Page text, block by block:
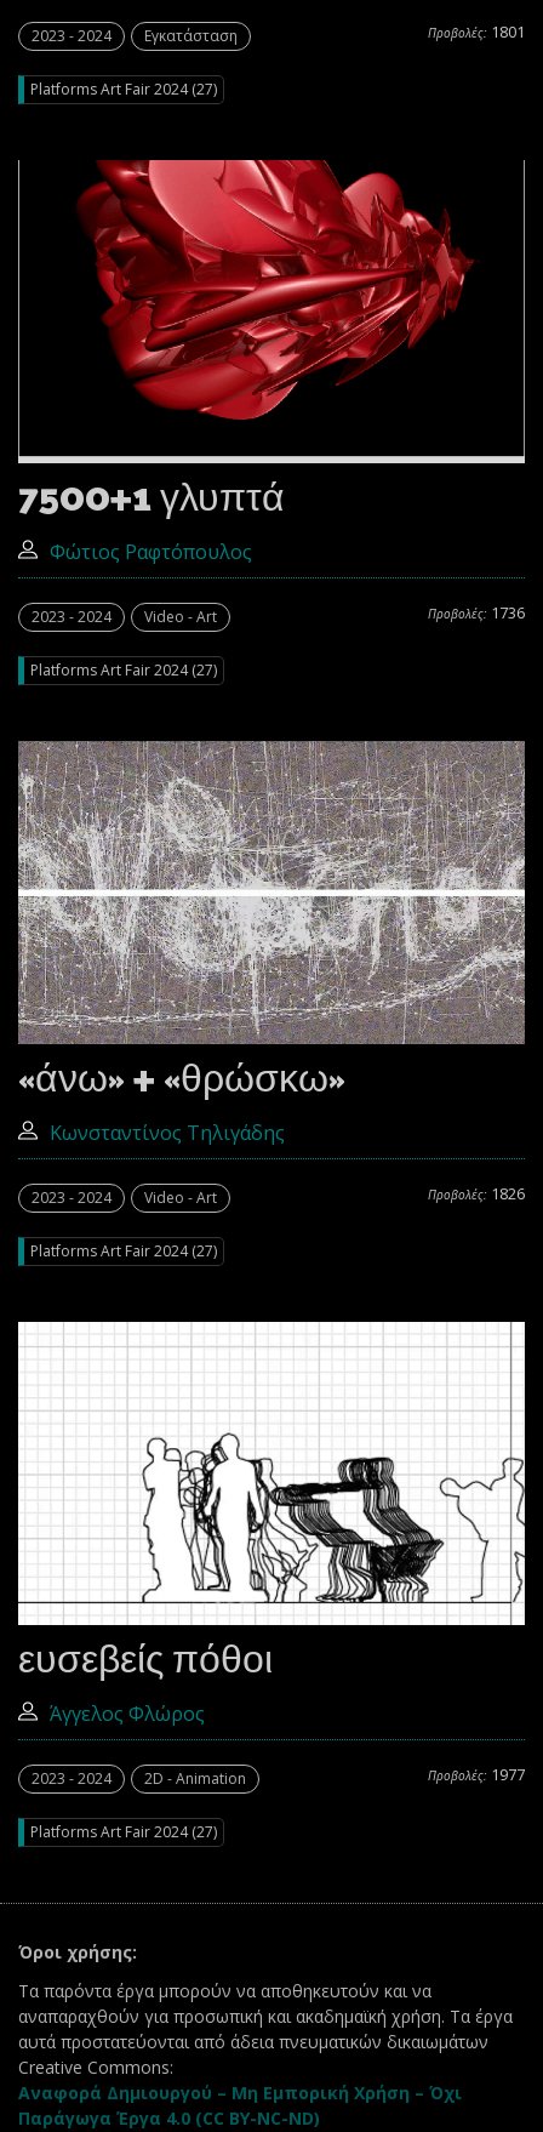
Προβολές: 1801
2023 - 2024 Εγκατάσταση
Platforms Art Fair 2024 (27)
7500+1 γλυπτά
Φώτιος Ραφτόπουλος
Προβολές: 1736
2023 - 2024 Video - Art
Platforms Art Fair 2024 (27)
«άνω» + «θρώσκω»
Κωνσταντίνος Τηλιγάδης
Προβολές: 1826
2023 - 2024 Video - Art
Platforms Art Fair 2024 (27)
ευσεβείς πόθοι
Άγγελος Φλώρος
Προβολές: 1977
2023 - 2024 2D - Animation
Platforms Art Fair 2024 (27)
Όροι χρήσης:
Τα παρόντα έργα μπορούν να αποθηκευτούν και να
αναπαραχθούν για προσωπική και ακαδημαϊκή χρήση. Τα έργα
αυτά προστατεύονται από άδεια πνευματικών δικαιωμάτων
Creative Commons:
Αναφορά Δημιουργού – Μη Εμπορική Χρήση – Όχι
Παράγωγα Έργα 4.0 (CC BY-NC-ND)